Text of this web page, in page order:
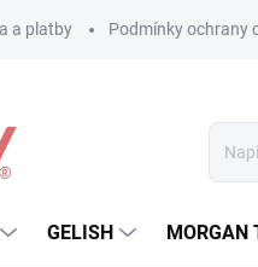
a platby Podmínky ochrany
GELISH MORGAN